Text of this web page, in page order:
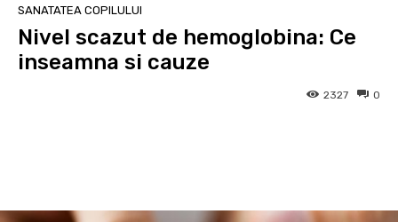
SANATATEA COPILULUI
Nivel scazut de hemoglobina: Ce
inseamna si cauze
0
2327